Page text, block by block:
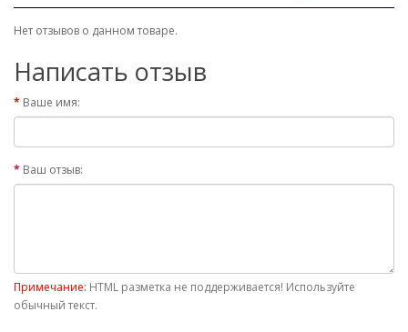
Нет отзывов о данном товаре.
Написать отзыв
Ваше имя:
Ваш отзыв:
Примечание: HTML разметка не поддерживается! Используйте
обычный текст.